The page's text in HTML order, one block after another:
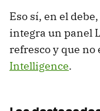
Eso sí, en el
integra un panel
refresco y que no
Intelligence.